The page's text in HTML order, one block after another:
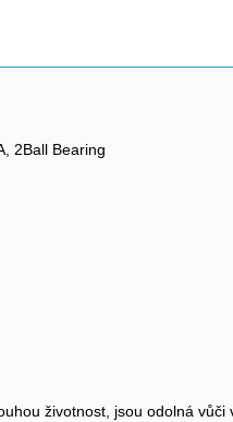
2Ball Bearing
životnost, jsou odolná